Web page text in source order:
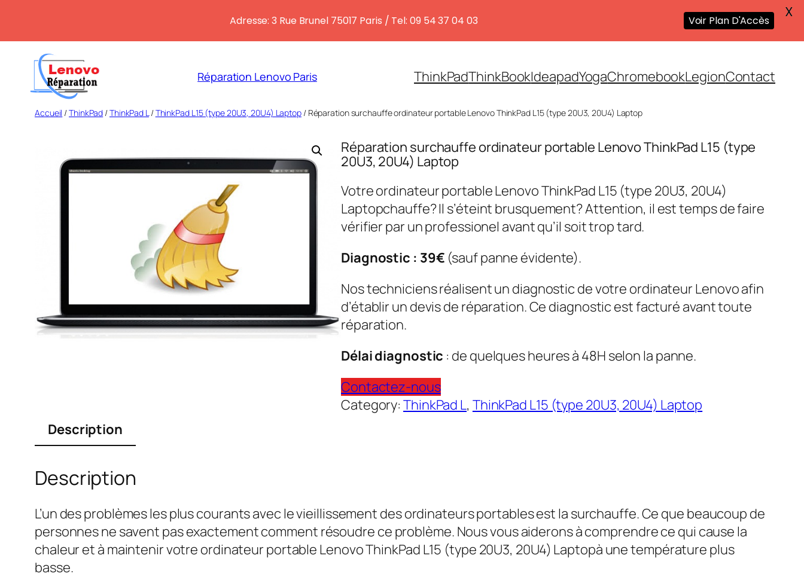
contenu
Réparation Lenovo Paris ThinkPadThinkBookIdeapadYogaChromebookLegionContact
Accueil /ThinkPad /ThinkPad L /ThinkPad L15 (type 20U3, 20U4) Laptop/ Réparation surchauffe ordinateur portable Lenovo ThinkPad L15 (type 20U3, 20U4) Laptop
Réparation surchauffe ordinateur portable Lenovo ThinkPad L15 (type
20U3, 20U4) Laptop
Votre ordinateur portable Lenovo ThinkPad L15 (type 20U3, 20U4)
Laptopchauffe? Il s’éteint brusquement? Attention, il est temps de faire
vérifier par un professionel avant qu’il soit trop tard.
Diagnostic : 39€ (sauf panne évidente).
Nos techniciens réalisent un diagnostic de votre ordinateur Lenovo afin
d’établir un devis de réparation. Ce diagnostic est facturé avant toute
réparation.
Délai diagnostic : de quelques heures à 48H selon la panne.
Contactez-nous
Category:ThinkPad L, ThinkPad L15 (type 20U3, 20U4) Laptop
Description
Description
L’un des problèmes les plus courants avec le vieillissement des ordinateurs portables est la surchauffe. Ce que beaucoup de
personnes ne savent pas exactement comment résoudre ce problème. Nous vous aiderons à comprendre ce qui cause la
chaleur et à maintenir votre ordinateur portable Lenovo ThinkPad L15 (type 20U3, 20U4) Laptopà une température plus
basse.
Adresse: 3 Rue Brunel 75017 Paris / Tel: 09 54 37 04 03 Voir Plan D'Accès X